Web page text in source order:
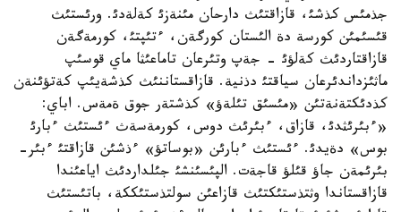
جذمئس كذشئ، قازاقتئث دارحان مئنةزئ كةلةدئ. ورئستئث
قئسئمئن كورسة دة الئستان كورگةن، ءتئپتئ، كورمةگةن
قازاقتاردئث كةلؤئ - جةپ وتئرعان تاماعئثا ماي قوسئپ
ماثئزداندئرعان سياقتئ دذنية. قازاقستاننئث كذشةيئپ كةتؤئنةن
كذدئكتةنةتئن «مئسئق تئلةؤ» كذشتةر جوق ةمةس. اباي:
«ءبئرئثدئ، قازاق، ءبئرئث دوس، كورمةسةث ءئستئث ءبارئ
بوس» دةيدئ. ءئستئث ءبارئن «بوساتؤ» ءذشئن قازاقتئ ءبئر-
بئرئمةن جاؤ قئلؤ قاجةت. الپئسئنشئ جئلداردئث اياعئندا
قازاقستاندا وثتذستئكتئث قازاعئن سولتذستئككة، باتئستئث